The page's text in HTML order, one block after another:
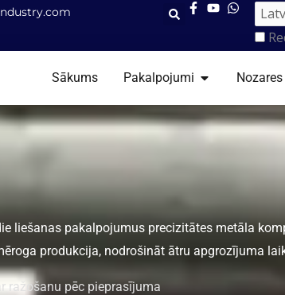
Sākums Pakalpojumi ATVĒRTNozares
liešanas pakalpojumus precizitātes metāla
produkcija, nodrošināt ātru apgrozījuma
ražošanu pēc pieprasījuma